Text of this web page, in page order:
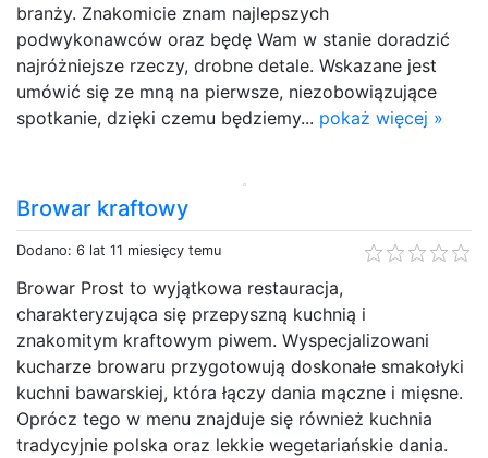
branży. Znakomicie znam najlepszych
podwykonawców oraz będę Wam w stanie doradzić
najróżniejsze rzeczy, drobne detale. Wskazane jest
umówić się ze mną na pierwsze, niezobowiązujące
spotkanie, dzięki czemu będziemy... pokaż więcej »
Browar kraftowy
Dodano: 6 lat 11 miesięcy temu
Browar Prost to wyjątkowa restauracja,
charakteryzująca się przepyszną kuchnią i
znakomitym kraftowym piwem. Wyspecjalizowani
kucharze browaru przygotowują doskonałe smakołyki
kuchni bawarskiej, która łączy dania mączne i mięsne.
Oprócz tego w menu znajduje się również kuchnia
tradycyjnie polska oraz lekkie wegetariańskie dania.